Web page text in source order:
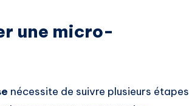
une micro-
nécessite de suivre plusieurs étapes